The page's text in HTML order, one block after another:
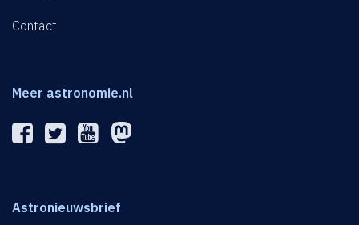
Contact
Meer astronomie.nl
Astronieuwsbrief